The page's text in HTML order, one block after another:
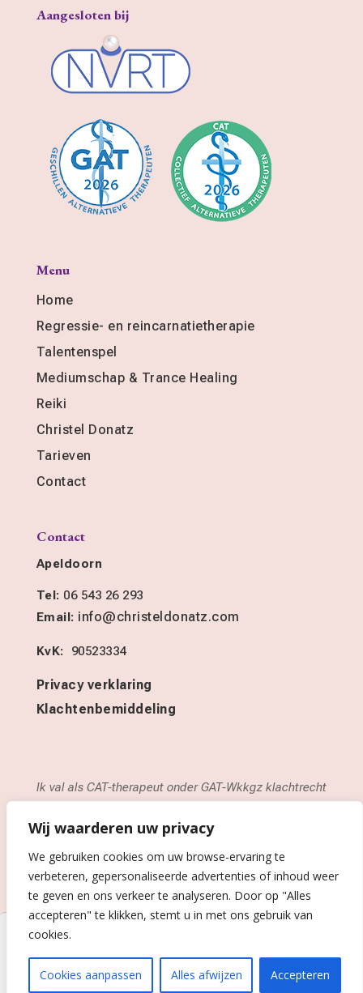
Wij waarderen uw privacy
We gebruiken cookies om uw browse-ervaring te
verbeteren, gepersonaliseerde advertenties of inhoud weer
te geven en ons verkeer te analyseren. Door op "Alles
accepteren" te klikken, stemt u in met ons gebruik van
cookies.
Cookies aanpassen Alles afwijzen Accepteren
Aangesloten bij
Menu
Home
Regressie- en reincarnatietherapie
Talentenspel
Mediumschap & Trance Healing
Reiki
Christel Donatz
Tarieven
Contact
Contact
Apeldoorn
Tel: 06 543 26 293
Email: info@christeldonatz.com
KvK: 90523334
Privacy verklaring
Klachtenbemiddeling
Ik val als CAT-therapeut onder GAT-Wkkgz klachtrecht
en GAT-tuchtrecht bij de Geschilleninstantie
Alternatieve Therapeuten (GAT). Voor meer informatie
GAT-Geschillen
Copyright 2026 - Christel Donatz Ontwerp en realisatie
doorStudio Lef
Privacy verklaring
Klachtenbemiddeling